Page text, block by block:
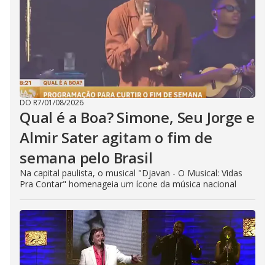
DO R7/01/08/2026
Qual é a Boa? Simone, Seu Jorge e
Almir Sater agitam o fim de
semana pelo Brasil
Na capital paulista, o musical "Djavan - O Musical: Vidas
Pra Contar" homenageia um ícone da música nacional